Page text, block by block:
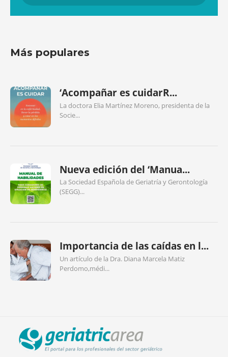
Más populares
‘Acompañar es cuidarR...
La doctora Elia Martínez Moreno, presidenta de la
Socie...
Nueva edición del ‘Manua...
La Sociedad Española de Geriatría y Gerontología
(SEGG)...
Importancia de las caídas en l...
Un artículo de la Dra. Diana Marcela Matiz
Perdomo,médi...